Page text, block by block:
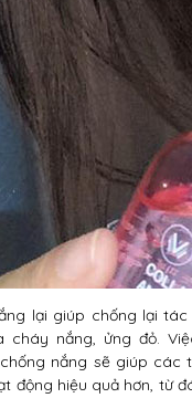
lại giúp chống lại
cháy nắng, ửng đỏ.
nắng sẽ giúp các
động hiệu quả hơn, từ